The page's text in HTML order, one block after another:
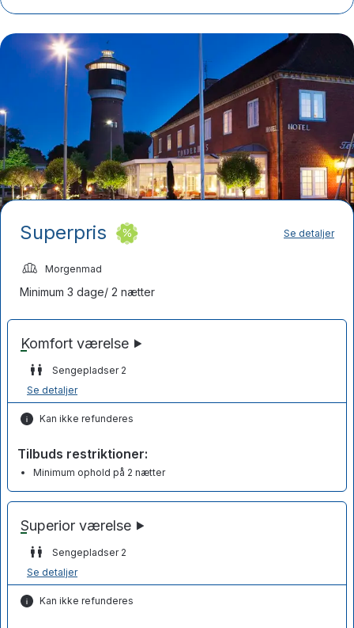
Superpris Se detaljer
Morgenmad
Minimum 3 dage/ 2 nætter
Sengepladser 2
Se detaljer
Kan ikke refunderes
Tilbuds restriktioner:
Minimum ophold på 2 nætter
Sengepladser 2
Se detaljer
Kan ikke refunderes